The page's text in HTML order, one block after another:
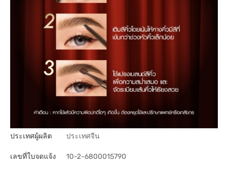
ประเทศผู้ผลิต ประเทศจีน
เลขที่ใบจดแจ้ง 10-2-6800015790